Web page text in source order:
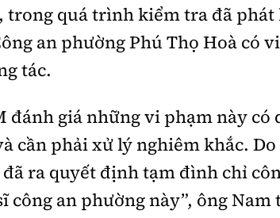
trong quá trình kiểm tra đã
an phường Phú Thọ Hoà có
tác.
đánh giá những vi phạm này có
cần phải xử lý nghiêm khắc.
đã ra quyết định tạm đình chỉ
công an phường này”, ông